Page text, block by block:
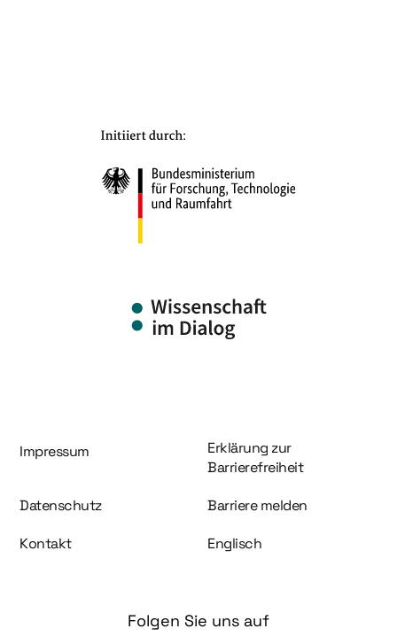
Information und Service
Impressum
Erklärung zur
Barrierefreiheit
Datenschutz Barriere melden
Kontakt Englisch
Folgen Sie uns auf